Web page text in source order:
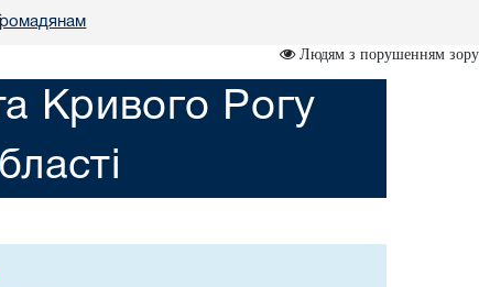
Людям з порушенням зору
Кривого Рогу